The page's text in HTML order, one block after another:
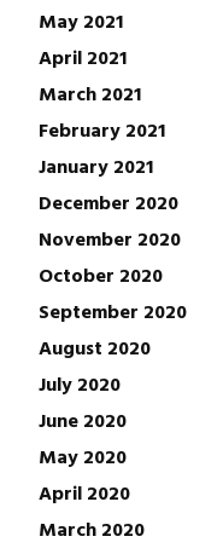
May 2021
April 2021
March 2021
February 2021
January 2021
December 2020
November 2020
October 2020
September 2020
August 2020
July 2020
June 2020
May 2020
April 2020
March 2020